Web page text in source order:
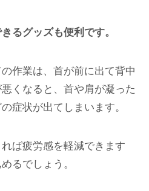
るグッズも便利です。
作業は、首が前に出て背中
くなると、首や肩が凝った
症状が出てしまいます。
ば疲労感を軽減できます
るでしょう。